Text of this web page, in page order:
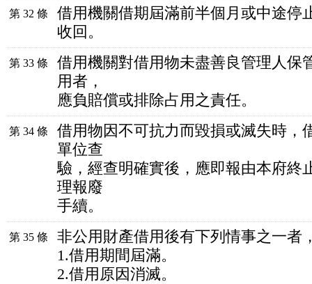
第 32 條
借用機關借期屆滿前半個月或中途停
收回。
第 33 條
借用機關對借用物未盡善良管理人保
用者，
應負賠償或排除占用之責任。
第 34 條
借用物因不可抗力而毀損或滅失時，
單位查
驗，經查明確實後，應即報由本府終
理報廢
手續。
第 35 條
非公用財產借用後有下列情事之一者
1.借用期間屆滿。
2.借用原因消滅。